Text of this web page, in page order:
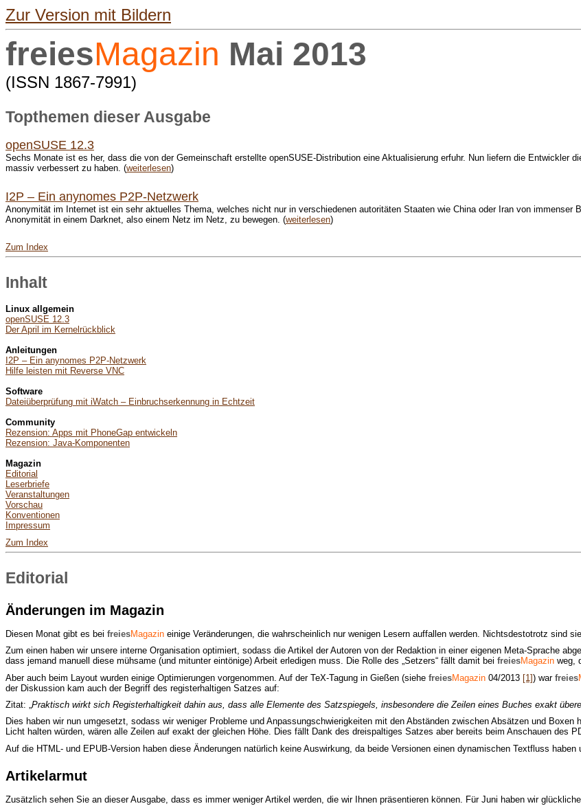
Zur Version mit Bildern
freiesMagazin Mai 2013
(ISSN 1867-7991)
Topthemen dieser Ausgabe
openSUSE 12.3
Sechs Monate ist es her, dass die von der Gemeinschaft erstellte openSUSE-Distribution eine Aktualisierung erfuhr. Nun liefern die Entwickler
massiv verbessert zu haben. (weiterlesen)
I2P – Ein anynomes P2P-Netzwerk
Anonymität im Internet ist ein sehr aktuelles Thema, welches nicht nur in verschiedenen autoritäten Staaten wie China oder Iran von
Anonymität in einem Darknet, also einem Netz im Netz, zu bewegen. (weiterlesen)
Zum Index
Inhalt
Linux allgemein
openSUSE 12.3
Der April im Kernelrückblick
Anleitungen
I2P – Ein anynomes P2P-Netzwerk
Hilfe leisten mit Reverse VNC
Software
Dateiüberprüfung mit iWatch – Einbruchserkennung in Echtzeit
Community
Rezension: Apps mit PhoneGap entwickeln
Rezension: Java-Komponenten
Magazin
Editorial
Leserbriefe
Veranstaltungen
Vorschau
Konventionen
Impressum
Zum Index
Editorial
Änderungen im Magazin
Diesen Monat gibt es bei freiesMagazin einige Veränderungen, die wahrscheinlich nur wenigen Lesern auffallen werden. Nichtsdestotrotz sind
Zum einen haben wir unsere interne Organisation optimiert, sodass die Artikel der Autoren von der Redaktion in einer eigenen Meta-Sprache
dass jemand manuell diese mühsame (und mitunter eintönige) Arbeit erledigen muss. Die Rolle des „Setzers“ fällt damit bei freiesMagazin weg,
Aber auch beim Layout wurden einige Optimierungen vorgenommen. Auf der TeX-Tagung in Gießen (siehe freiesMagazin 04/2013 [1]) war freies
der Diskussion kam auch der Begriff des registerhaltigen Satzes auf:
Zitat: „ Praktisch wirkt sich Registerhaltigkeit dahin aus, dass alle Elemente des Satzspiegels, insbesondere die Zeilen eines Buches exakt
Dies haben wir nun umgesetzt, sodass wir weniger Probleme und Anpassungschwierigkeiten mit den Abständen zwischen Absätzen und Boxen
Licht halten würden, wären alle Zeilen auf exakt der gleichen Höhe. Dies fällt Dank des dreispaltiges Satzes aber bereits beim Anschauen des
Auf die HTML- und EPUB-Version haben diese Änderungen natürlich keine Auswirkung, da beide Versionen einen dynamischen Textfluss
Artikelarmut
Zusätzlich sehen Sie an dieser Ausgabe, dass es immer weniger Artikel werden, die wir Ihnen präsentieren können. Für Juni haben wir